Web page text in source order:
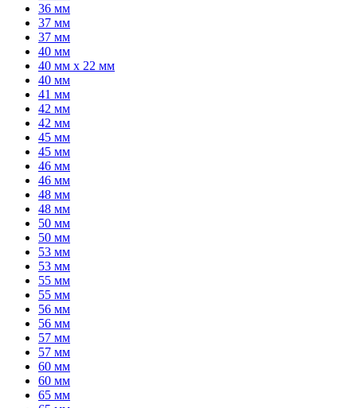
36 мм
37 мм
37 мм
40 мм
40 мм x 22 мм
40 мм
41 мм
42 мм
42 мм
45 мм
45 мм
46 мм
46 мм
48 мм
48 мм
50 мм
50 мм
53 мм
53 мм
55 мм
55 мм
56 мм
56 мм
57 мм
57 мм
60 мм
60 мм
65 мм